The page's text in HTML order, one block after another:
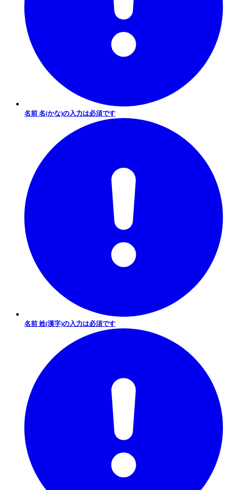
名前 名(かな)の入力は必須です
名前 姓(漢字)の入力は必須です